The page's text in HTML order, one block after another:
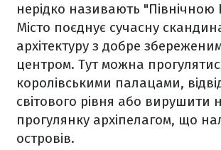
нерідко називають "Північною
Місто поєднує сучасну
архітектуру з добре
центром. Тут можна
королівськими палацами,
світового рівня або вирушити
прогулянку архіпелагом, що
островів.